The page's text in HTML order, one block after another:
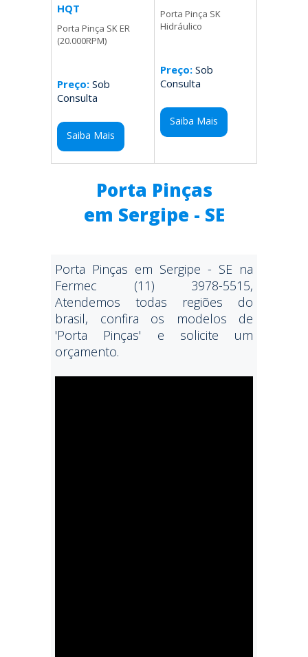
HQT
Porta Pinça SK ER
(20.000RPM)
Preço: Sob
Consulta
Saiba Mais
Porta Pinça SK
Hidráulico
Preço:Sob
Consulta
Saiba Mais
Porta Pinças
em Sergipe - SE
Porta Pinças em Sergipe - SE na
Fermec (11) 3978-5515,
Atendemos todas regiões do
brasil, confira os modelos de
'Porta Pinças' e solicite um
orçamento.